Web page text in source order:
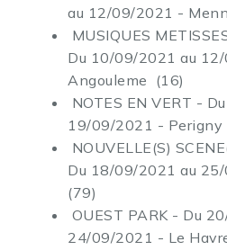
au 12/09/2021 -
MUSIQUES
Du 10/09/2021 au
Angouleme (16)
NOTES EN VERT -
19/09/2021 -
NOUVELLE(S)
Du 18/09/2021 au
(79)
OUEST PARK - Du
24/09/2021 - Le